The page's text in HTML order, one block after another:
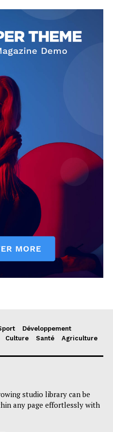
Développement
Culture Santé Agriculture
studio library can be
any page effortlessly with